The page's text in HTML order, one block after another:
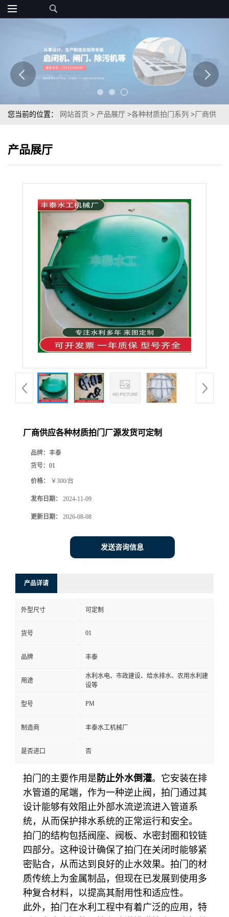
您当前的位置： 网站首页 > 产品展厅 >各种材质拍门系列 >厂商供
产品展厅
厂商供应各种材质拍门厂源发货可定制
品牌： 丰泰
货号： 01
价格： ￥300/台
发布日期： 2024-11-09
更新日期： 2026-08-08
发送咨询信息
产品详请
外型尺寸 可定制
货号 01
品牌 丰泰
用途
水利水电、市政建设、给水排水、农用水利建
设等
型号 PM
制造商 丰泰水工机械厂
是否进口 否
拍门的主要作用是 防止外水倒灌。它安装在排
水管道的尾端，作为一种逆止阀，拍门通过其
设计能够有效阻止外部水流逆流进入管道系
统，从而保护排水系统的正常运行和安全。
拍门的结构包括阀座、阀板、水密封圈和铰链
四部分。这种设计确保了拍门在关闭时能够紧
密贴合，从而达到良好的止水效果。拍门的材
质传统上为金属制品，但现在已发展到使用多
种复合材料，以提高其耐用性和适应性。
此外，拍门在水利工程中有着广泛的应用，特